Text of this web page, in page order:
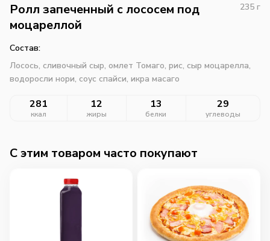
Ролл запеченный с лососем под
моцареллой
235 г
Состав:
Лосось, сливочный сыр, омлет Томаго, рис, сыр моцарелла,
водоросли нори, соус спайси, икра масаго
281
ккал
12
жиры
13
белки
29
углеводы
C этим товаром часто покупают